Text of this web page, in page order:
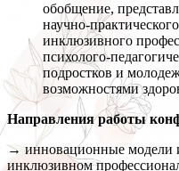
обобщение,
научно-
инклюзивного
психолого-
подростков и
возможностями
Направления работы
→ инновационные модели
инклюзивном